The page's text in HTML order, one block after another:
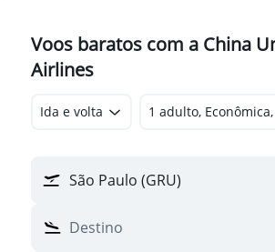
Voos baratos com a China
Airlines
Ida e volta 1 adulto,
São Paulo (GRU)
Destino